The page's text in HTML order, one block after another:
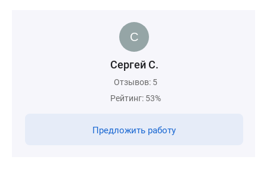
Сергей С.
Отзывов: 5
Рейтинг: 53%
Предложить работу